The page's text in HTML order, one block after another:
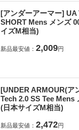
[アンダーアーマー]
SHORT Mens メンズ
イズM相当)
新品最安値： 2,009円
[UNDER ARMOUR(ア
Tech 2.0 SS Tee Mens
(日本サイズM相当)
新品最安値： 2,472円